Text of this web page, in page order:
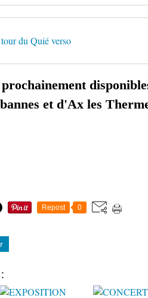
tour du Quié verso
et d'Ax les
Repost 0